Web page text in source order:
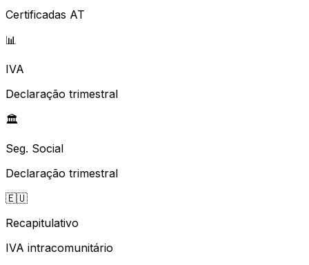
Certificadas AT
📊
IVA
Declaração trimestral
🏛️
Seg. Social
Declaração trimestral
🇪🇺
Recapitulativo
IVA intracomunitário